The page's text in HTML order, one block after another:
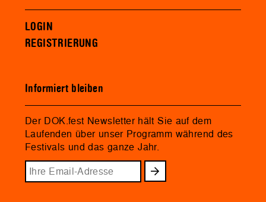
LOGIN
REGISTRIERUNG
Informiert bleiben
Der DOK.fest Newsletter hält Sie auf dem
Laufenden über unser Programm während des
Festivals und das ganze Jahr.